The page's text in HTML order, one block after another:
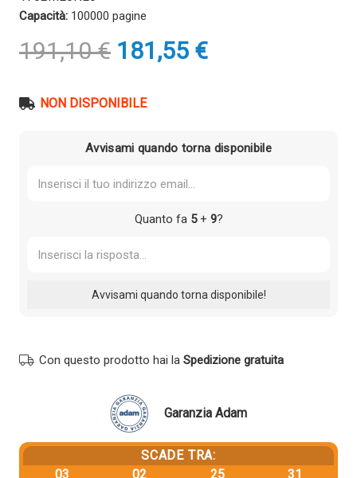
Capacità: 100000 pagine
191,10€ Il
prezzo
era:
181,55 €Il
prezzo
NON DISPONIBILE
Avvisami quando torna disponibile
Quanto fa 5+ 9?
Con questo prodotto hai la Spedizione gratuita
Garanzia Adam
SCADE TRA:
03
02
25
31